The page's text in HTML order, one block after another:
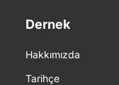
Dernek
Hakkımızda
Tarihçe